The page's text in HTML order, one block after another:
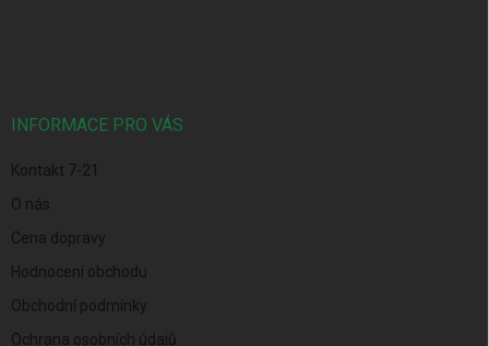
INFORMACE PRO VÁS
Kontakt 7-21
O nás
Cena dopravy
Hodnocení obchodu
Obchodní podmínky
Ochrana osobních údajů